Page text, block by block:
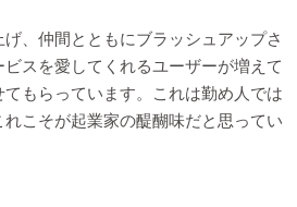
、仲間とともにブラッシュアップさ
スを愛してくれるユーザーが増えて
もらっています。これは勤め人では
こそが起業家の醍醐味だと思ってい